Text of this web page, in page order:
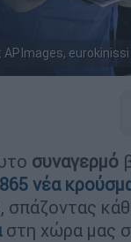
APImages, eurokinissi
συναγερμό
865 νέα
σπάζοντας
στη χώρα μας